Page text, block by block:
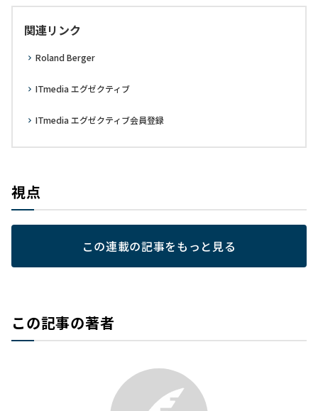
関連リンク
Roland Berger
ITmedia エグゼクティブ
ITmedia エグゼクティブ会員登録
視点
この連載の記事をもっと見る
この記事の著者